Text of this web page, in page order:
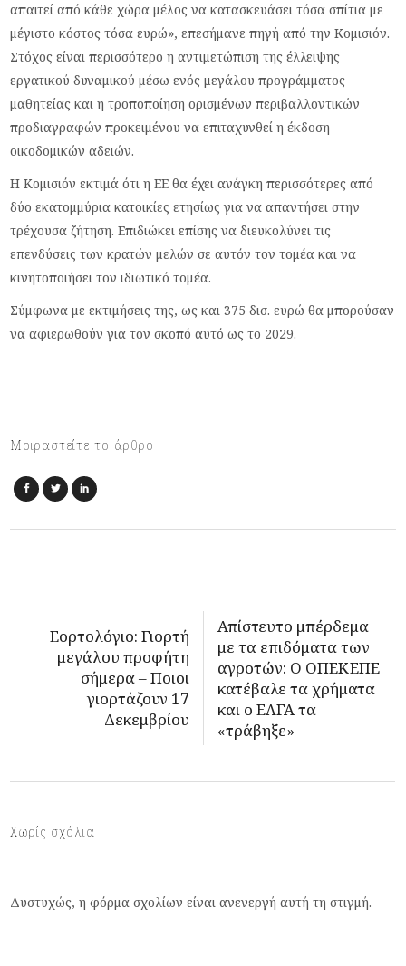
απαιτεί από κάθε χώρα μέλος να κατασκευάσει τόσα σπίτια με
μέγιστο κόστος τόσα ευρώ», επεσήμανε πηγή από την Κομισιόν.
Στόχος είναι περισσότερο η αντιμετώπιση της έλλειψης
εργατικού δυναμικού μέσω ενός μεγάλου προγράμματος
μαθητείας και η τροποποίηση ορισμένων περιβαλλοντικών
προδιαγραφών προκειμένου να επιταχυνθεί η έκδοση
οικοδομικών αδειών.
Η Κομισιόν εκτιμά ότι η ΕΕ θα έχει ανάγκη περισσότερες από
δύο εκατομμύρια κατοικίες ετησίως για να απαντήσει στην
τρέχουσα ζήτηση. Επιδιώκει επίσης να διευκολύνει τις
επενδύσεις των κρατών μελών σε αυτόν τον τομέα και να
κινητοποιήσει τον ιδιωτικό τομέα.
Σύμφωνα με εκτιμήσεις της, ως και 375 δισ. ευρώ θα μπορούσαν
να αφιερωθούν για τον σκοπό αυτό ως το 2029.
Μοιραστείτε το άρθρο
Εορτολόγιο: Γιορτή
μεγάλου προφήτη
σήμερα – Ποιοι
γιορτάζουν 17
Δεκεμβρίου
Απίστευτο μπέρδεμα
με τα επιδόματα των
αγροτών: Ο ΟΠΕΚΕΠΕ
κατέβαλε τα χρήματα
και ο ΕΛΓΑ τα
«τράβηξε»
Χωρίς σχόλια
Δυστυχώς, η φόρμα σχολίων είναι ανενεργή αυτή τη στιγμή.